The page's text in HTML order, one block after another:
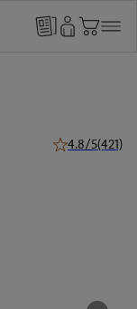
4.8/5(421)